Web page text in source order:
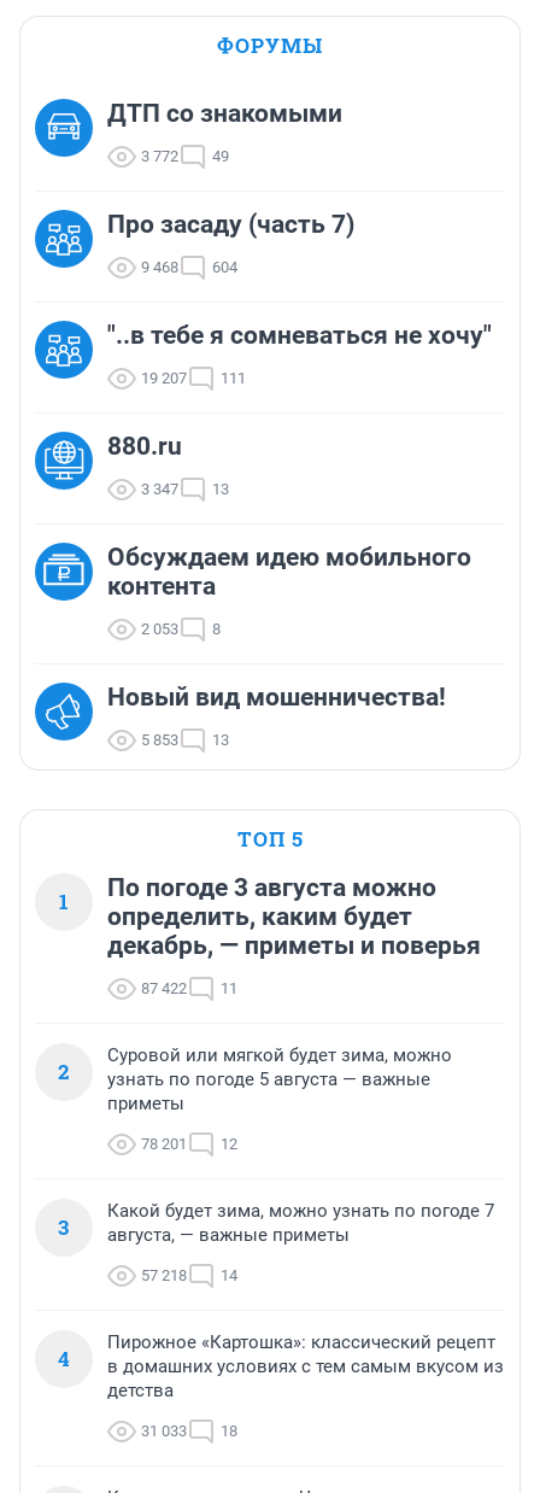
ФОРУМЫ
ДТП со знакомыми
3 772 49
Про засаду (часть 7)
9 468 604
"..в тебе я сомневаться не хочу"
19 207 111
880.ru
3 347 13
Обсуждаем идею мобильного
контента
2 053 8
Новый вид мошенничества!
5 853 13
ТОП 5
1
По погоде 3 августа можно
определить, каким будет
декабрь, — приметы и поверья
87 422 11
2
Суровой или мягкой будет зима, можно
узнать по погоде 5 августа — важные
приметы
78 201 12
3
Какой будет зима, можно узнать по погоде 7
августа, — важные приметы
57 218 14
4
Пирожное «Картошка»: классический рецепт
в домашних условиях с тем самым вкусом из
детства
31 033 18